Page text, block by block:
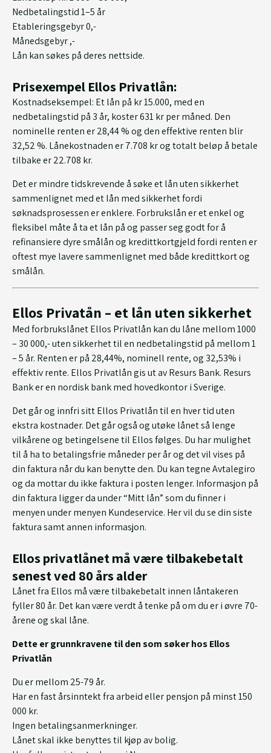
Nedbetalingstid 1–5 år
Etableringsgebyr 0,-
Månedsgebyr ,-
Lån kan søkes på deres nettside.
Prisexempel Ellos Privatlån:
Kostnadseksempel: Et lån på kr 15.000, med en
nedbetalingstid på 3 år, koster 631 kr per måned. Den
nominelle renten er 28,44 % og den effektive renten blir
32,52 %. Lånekostnaden er 7.708 kr og totalt beløp å betale
tilbake er 22.708 kr.
Det er mindre tidskrevende å søke et lån uten sikkerhet
sammenlignet med et lån med sikkerhet fordi
søknadsprosessen er enklere. Forbrukslån er et enkel og
fleksibel måte å ta et lån på og passer seg godt for å
refinansiere dyre smålån og kredittkortgjeld fordi renten er
oftest mye lavere sammenlignet med både kredittkort og
smålån.
Ellos Privatån – et lån uten sikkerhet
Med forbrukslånet Ellos Privatlån kan du låne mellom 1000
– 30 000,- uten sikkerhet til en nedbetalingstid på mellom 1
– 5 år. Renten er på 28,44%, nominell rente, og 32,53% i
effektiv rente. Ellos Privatlån gis ut av Resurs Bank. Resurs
Bank er en nordisk bank med hovedkontor i Sverige.
Det går og innfri sitt Ellos Privatlån til en hver tid uten
ekstra kostnader. Det går også og utøke lånet så lenge
vilkårene og betingelsene til Ellos følges. Du har mulighet
til å ha to betalingsfrie måneder per år og det vil vises på
din faktura når du kan benytte den. Du kan tegne Avtalegiro
og da mottar du ikke faktura i posten lenger. Informasjon på
din faktura ligger da under “Mitt lån” som du finner i
menyen under menyen Kundeservice. Her vil du se din siste
faktura samt annen informasjon.
Ellos privatlånet må være tilbakebetalt
senest ved 80 års alder
Lånet fra Ellos må være tilbakebetalt innen låntakeren
fyller 80 år. Det kan være verdt å tenke på om du er i øvre 70-
årene og skal låne.
Dette er grunnkravene til den som søker hos Ellos
Privatlån
Du er mellom 25-79 år.
Har en fast årsinntekt fra arbeid eller pensjon på minst 150
000 kr.
Ingen betalingsanmerkninger.
Lånet skal ikke benyttes til kjøp av bolig.